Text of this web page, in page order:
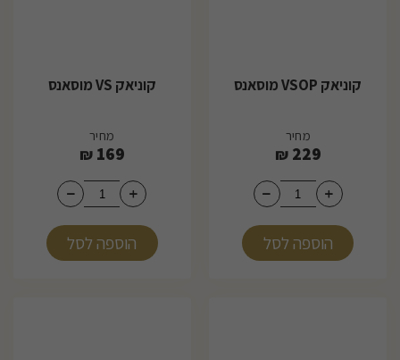
קוניאק VSOP מוסאנס
מחיר
229
₪
הוספה לסל
קוניאק VS מוסאנס
מחיר
169
₪
הוספה לסל